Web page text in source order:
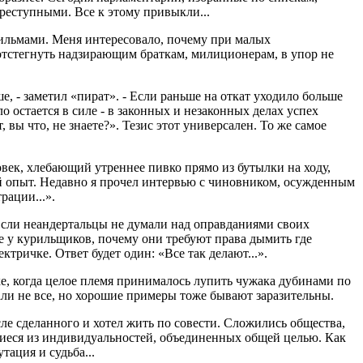
Все к этому привыкли...
Меня интересовало, почему при малых
надзирающим браткам, милиционерам, в упор не
- заметил «пират». - Если раньше на откат уходило больше
в силе - в законных и незаконных делах успех
что, не знаете?». Тезис этот универсален. То же самое
хлебающий утреннее пивко прямо из бутылки на ходу,
опыт. Недавно я прочел интервью с чиновником, осужденным
неандертальцы не думали над оправданиями своих
у курильщиков, почему они требуют права дымить где
Ответ будет один: «Все так делают...».
когда целое племя принималось лупить чужака дубинами по
не все, но хорошие примеры тоже бывают заразительны.
сделанного и хотел жить по совести. Сложились общества,
из индивидуальностей, объединенных общей целью. Как
и судьба...